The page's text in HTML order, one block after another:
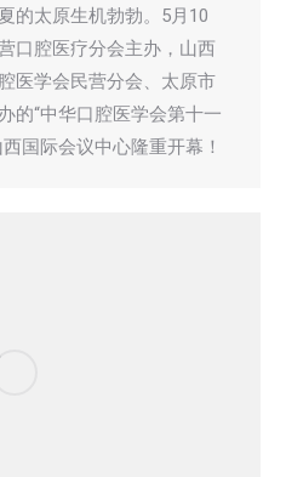
的太原生机勃勃。5月10
口腔医疗分会主办，山西
医学会民营分会、太原市
的“中华口腔医学会第十一
国际会议中心隆重开幕！